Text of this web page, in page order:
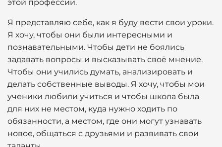
этой профессии.
Я представляю себе, как я буду вести свои уроки.
Я хочу, чтобы они были интересными и
познавательными. Чтобы дети не боялись
задавать вопросы и высказывать своё мнение.
Чтобы они учились думать, анализировать и
делать собственные выводы. Я хочу, чтобы мои
ученики любили учиться и чтобы школа была
для них не местом, куда нужно ходить по
обязанности, а местом, где они могут узнавать
новое, общаться с друзьями и развивать свои